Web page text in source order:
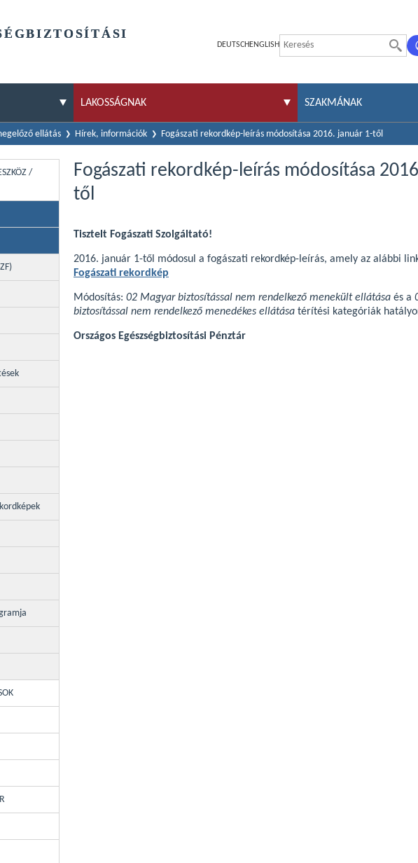
DEUTSCH ENGLISH
LAKOSSÁGNAK SZAKMÁNAK
ellátás Hírek, információk Fogászati rekordkép-leírás módosítása 2016. január 1-től
/
Fogászati rekordkép-leírás módosítása
től
Tisztelt Fogászati Szolgáltató!
2016. január 1-től módosul a fogászati rekordkép-leírás, amely az alábbi
Fogászati rekordkép
Módosítás: 02 Magyar biztosítással nem rendelkező menekült ellátása és a
biztosítással nem rendelkező menedékes ellátása térítési kategóriák
Országos Egészségbiztosítási Pénztár